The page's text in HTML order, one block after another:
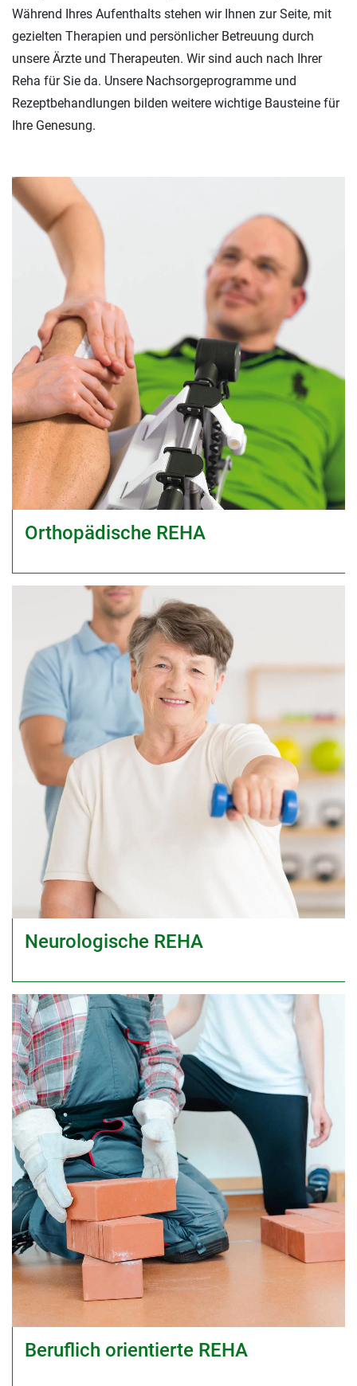
Während Ihres Aufenthalts stehen wir Ihnen zur Seite, mit
gezielten Therapien und persönlicher Betreuung durch
unsere Ärzte und Therapeuten. Wir sind auch nach Ihrer
Reha für Sie da. Unsere Nachsorgeprogramme und
Rezeptbehandlungen bilden weitere wichtige Bausteine für
Ihre Genesung.
Orthopädische REHA
Neurologische REHA
Beruflich orientierte REHA